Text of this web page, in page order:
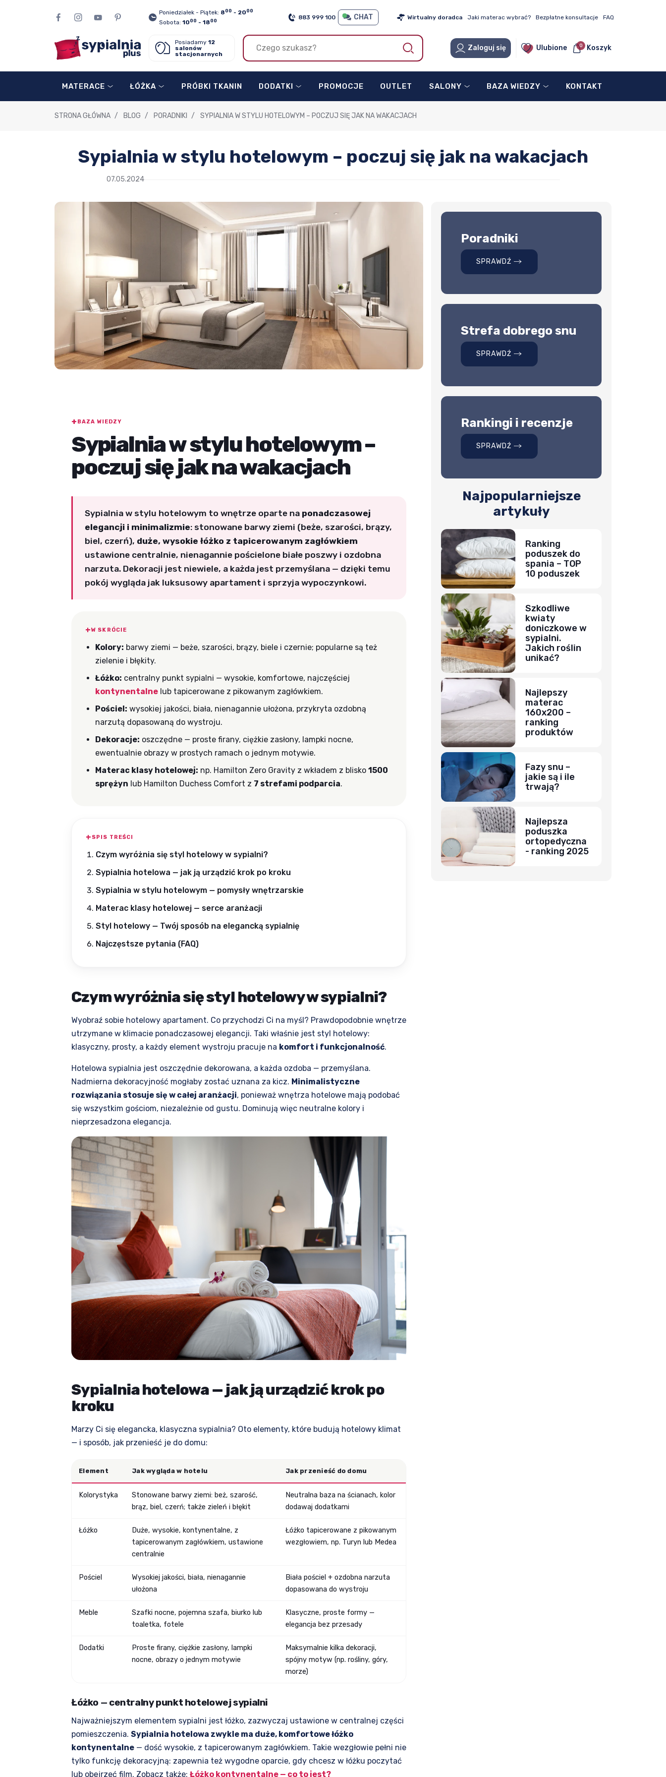
Poniedziałek - Piątek: 8 00 - 20 00
Sobota: 10 00 - 18 00 883 999 100 CHAT Wirtualny doradca Jaki materac wybrać? Bezpłatne konsultacje FAQ
Posiadamy 12
salonów
stacjonarnych
Zaloguj się Ulubione Koszyk
0
MATERACE ŁÓŻKA PRÓBKI TKANIN DODATKI PROMOCJE OUTLET SALONY BAZA WIEDZY KONTAKT
STRONA GŁÓWNA / BLOG / PORADNIKI / SYPIALNIA W STYLU HOTELOWYM – POCZUJ SIĘ JAK NA WAKACJACH
Sypialnia w stylu hotelowym – poczuj się jak na wakacjach
07.05.2024
BAZA WIEDZY
Sypialnia w stylu hotelowym –
poczuj się jak na wakacjach
Sypialnia w stylu hotelowym to wnętrze oparte na ponadczasowej
elegancji i minimalizmie: stonowane barwy ziemi (beże, szarości, brązy,
biel, czerń), duże, wysokie łóżko z tapicerowanym zagłówkiem
ustawione centralnie, nienagannie pościelone białe poszwy i ozdobna
narzuta. Dekoracji jest niewiele, a każda jest przemyślana — dzięki temu
pokój wygląda jak luksusowy apartament i sprzyja wypoczynkowi.
W SKRÓCIE
Kolory: barwy ziemi — beże, szarości, brązy, biele i czernie; popularne są też
zielenie i błękity.
Łóżko: centralny punkt sypialni — wysokie, komfortowe, najczęściej
kontynentalne lub tapicerowane z pikowanym zagłówkiem.
Pościel: wysokiej jakości, biała, nienagannie ułożona, przykryta ozdobną
narzutą dopasowaną do wystroju.
Dekoracje: oszczędne — proste firany, ciężkie zasłony, lampki nocne,
ewentualnie obrazy w prostych ramach o jednym motywie.
Materac klasy hotelowej: np. Hamilton Zero Gravity z wkładem z blisko 1500
sprężyn lub Hamilton Duchess Comfort z 7 strefami podparcia.
SPIS TREŚCI
Czym wyróżnia się styl hotelowy w sypialni?
Sypialnia hotelowa — jak ją urządzić krok po kroku
Sypialnia w stylu hotelowym — pomysły wnętrzarskie
Materac klasy hotelowej — serce aranżacji
Styl hotelowy — Twój sposób na elegancką sypialnię
Najczęstsze pytania (FAQ)
Czym wyróżnia się styl hotelowy w sypialni?
Wyobraź sobie hotelowy apartament. Co przychodzi Ci na myśl? Prawdopodobnie wnętrze
utrzymane w klimacie ponadczasowej elegancji. Taki właśnie jest styl hotelowy:
klasyczny, prosty, a każdy element wystroju pracuje na komfort i funkcjonalność.
Hotelowa sypialnia jest oszczędnie dekorowana, a każda ozdoba — przemyślana.
Nadmierna dekoracyjność mogłaby zostać uznana za kicz. Minimalistyczne
rozwiązania stosuje się w całej aranżacji, ponieważ wnętrza hotelowe mają podobać
się wszystkim gościom, niezależnie od gustu. Dominują więc neutralne kolory i
nieprzesadzona elegancja.
Sypialnia hotelowa — jak ją urządzić krok po
kroku
Marzy Ci się elegancka, klasyczna sypialnia? Oto elementy, które budują hotelowy klimat
— i sposób, jak przenieść je do domu:
Element Jak wygląda w hotelu Jak przenieść do domu
Kolorystyka
Stonowane barwy ziemi: beż, szarość,
brąz, biel, czerń; także zieleń i błękit
Neutralna baza na ścianach, kolor
dodawaj dodatkami
Łóżko
Duże, wysokie, kontynentalne, z
tapicerowanym zagłówkiem, ustawione
centralnie
Łóżko tapicerowane z pikowanym
wezgłowiem, np. Turyn lub Medea
Pościel
Wysokiej jakości, biała, nienagannie
ułożona
Biała pościel + ozdobna narzuta
dopasowana do wystroju
Meble
Szafki nocne, pojemna szafa, biurko lub
toaletka, fotele
Klasyczne, proste formy —
elegancja bez przesady
Dodatki
Proste firany, ciężkie zasłony, lampki
nocne, obrazy o jednym motywie
Maksymalnie kilka dekoracji,
spójny motyw (np. rośliny, góry,
morze)
Łóżko — centralny punkt hotelowej sypialni
Najważniejszym elementem sypialni jest łóżko, zazwyczaj ustawione w centralnej części
pomieszczenia. Sypialnia hotelowa zwykle ma duże, komfortowe łóżko
kontynentalne — dość wysokie, z tapicerowanym zagłówkiem. Takie wezgłowie pełni nie
tylko funkcję dekoracyjną: zapewnia też wygodne oparcie, gdy chcesz w łóżku poczytać
lub obejrzeć film. Zobacz także: Łóżko kontynentalne — co to jest?
Poradniki
SPRAWDŹ
Strefa dobrego snu
SPRAWDŹ
Rankingi i recenzje
SPRAWDŹ
Najpopularniejsze
artykuły
Ranking
poduszek do
spania – TOP
10 poduszek
Szkodliwe
kwiaty
doniczkowe w
sypialni.
Jakich roślin
unikać?
Najlepszy
materac
160x200 –
ranking
produktów
Fazy snu –
jakie są i ile
trwają?
Najlepsza
poduszka
ortopedyczna
- ranking 2025